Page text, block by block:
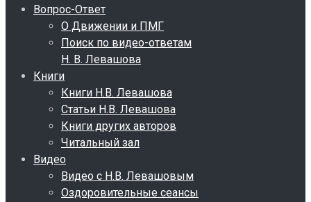
Вопрос-Ответ
О Движении и ПМГ
Поиск по видео-ответам
Н. В. Левашова
Книги
Книги Н.В. Левашова
Статьи Н.В. Левашова
Книги других авторов
Читальный зал
Видео
Видео с Н.В. Левашовым
Оздоровительные сеансы